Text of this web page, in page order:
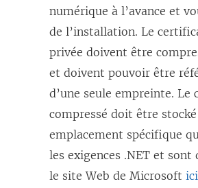
numérique à l’avance et
de l’installation. Le
privée doivent être
et doivent pouvoir être
d’une seule empreinte. Le
compressé doit être
emplacement spécifique
les exigences .NET et sont
le site Web de Microsoft ici